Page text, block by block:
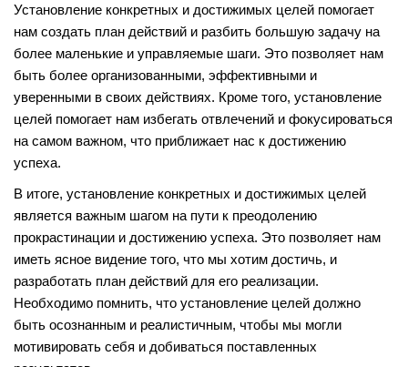
Установление конкретных и достижимых целей помогает
нам создать план действий и разбить большую задачу на
более маленькие и управляемые шаги. Это позволяет нам
быть более организованными, эффективными и
уверенными в своих действиях. Кроме того, установление
целей помогает нам избегать отвлечений и фокусироваться
на самом важном, что приближает нас к достижению
успеха.
В итоге, установление конкретных и достижимых целей
является важным шагом на пути к преодолению
прокрастинации и достижению успеха. Это позволяет нам
иметь ясное видение того, что мы хотим достичь, и
разработать план действий для его реализации.
Необходимо помнить, что установление целей должно
быть осознанным и реалистичным, чтобы мы могли
мотивировать себя и добиваться поставленных